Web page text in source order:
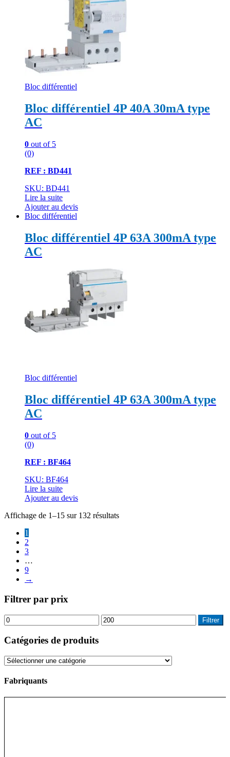
Bloc différentiel
Bloc différentiel 4P 40A 30mA type
AC
0 out of 5
(0)
REF : BD441
SKU: BD441
Lire la suite
Ajouter au devis
Bloc différentiel
Bloc différentiel 4P 63A 300mA type
AC
Bloc différentiel
Bloc différentiel 4P 63A 300mA type
AC
0 out of 5
(0)
REF : BF464
SKU: BF464
Lire la suite
Ajouter au devis
Affichage de 1–15 sur 132 résultats
1
2
3
…
9
→
Filtrer par prix
Prix
min
Prix
max
Filtrer
Catégories de produits
Fabriquants